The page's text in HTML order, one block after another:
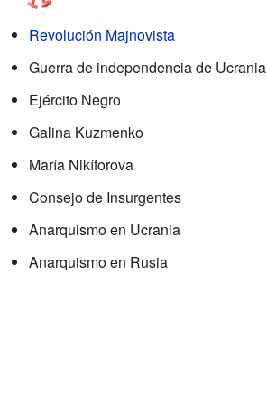
Revolución Majnovista
Guerra de independencia de Ucrania
Ejército Negro
Galina Kuzmenko
María Nikíforova
Consejo de Insurgentes
Anarquismo en Ucrania
Anarquismo en Rusia